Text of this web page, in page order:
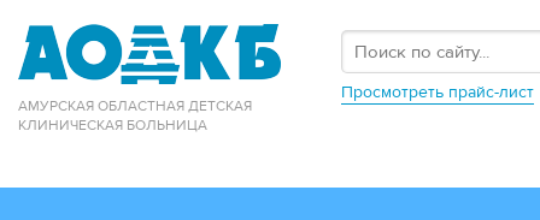
АМУРСКАЯ ОБЛАСТНАЯ ДЕТСКАЯ
КЛИНИЧЕСКАЯ БОЛЬНИЦА
Просмотреть прайс-лист